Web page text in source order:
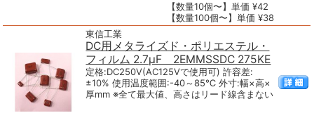
【数量10個〜】単価 ¥42
【数量100個〜】単価 ¥38
東信工業
DC用メタライズド・ポリエステル・
フィルム 2.7μF 2EMMSSDC 275KE
定格:DC250V(AC125Vで使用可) 許容差:
±10% 使用温度範囲:-40～85℃ 外寸:幅×高×
厚mm ※全て最大値、高さはリード線含まない